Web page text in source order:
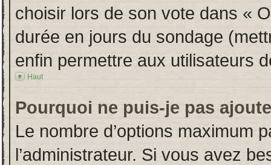
choisir lors de son vote dans «
durée en jours du sondage
enfin permettre aux utilisateurs
Haut
Pourquoi ne puis-je pas
Le nombre d’options maximum
l’administrateur. Si vous avez